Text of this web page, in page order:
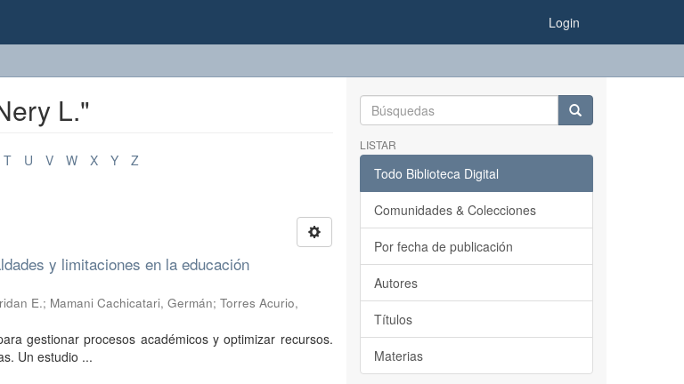
Login
L."
T U V W X Y
Z
y limitaciones en la educación
E.; Mamani Cachicatari, Germán; Torres Acurio,
gestionar procesos académicos y optimizar recursos.
Un estudio ...
LISTAR
Todo Biblioteca Digital
Comunidades & Colecciones
Por fecha de publicación
Autores
Títulos
Materias